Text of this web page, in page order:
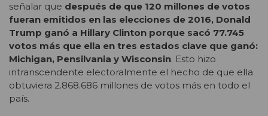
señalar que después de que 120 millones de votos
fueran emitidos en las elecciones de 2016, Donald
Trump ganó a Hillary Clinton porque sacó 77.745
votos más que ella en tres estados clave que ganó:
Michigan, Pensilvania y Wisconsin. Esto hizo
intranscendente electoralmente el hecho de que ella
obtuviera 2.868.686 millones de votos más en todo el
país.